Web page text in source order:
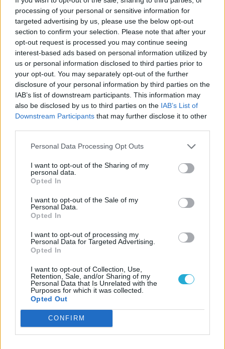
processing of your personal or sensitive information for
targeted advertising by us, please use the below opt-out
section to confirm your selection. Please note that after your
opt-out request is processed you may continue seeing
interest-based ads based on personal information utilized by
us or personal information disclosed to third parties prior to
your opt-out. You may separately opt-out of the further
disclosure of your personal information by third parties on the
IAB’s list of downstream participants. This information may
also be disclosed by us to third parties on the IAB’s List of
Downstream Participants that may further disclose it to other
Personal Data Processing Opt Outs
I want to opt-out of the Sharing of my
personal data.
Opted In
I want to opt-out of the Sale of my
Personal Data.
Opted In
I want to opt-out of processing my
Personal Data for Targeted Advertising.
Opted In
I want to opt-out of Collection, Use,
Retention, Sale, and/or Sharing of my
Personal Data that Is Unrelated with the
Purposes for which it was collected.
Opted Out
CONFIRM
hogy nem csökken az ezek előállításához
szükséges idő. Néhány hét múlva tehát
ismét megnyomják a piros gombot a
PlayStation riválisánál, a kérdés már csak
az, hogy hány alkalmazottat tesznek
lapátra a nagy újraindítás közben.
Borítókép forrása: Xbox
Csapd be az AI-t! Állítsd be itt, hogy a PC
Guru tartalmairól véletlenül se maradj le
KAPCSOLÓDÓ HÍREK
Az Xbox fejlesztőstúdióit sem kímélte a
Microsoft brutális, 9000 fős leépítése
Annyira fontosak az Xbox-exkluzívok,
hogy PS5 Prón készült a Halo: Campaign
Evolved sztorielőzetese
Az áremelés ára: Milliók mondták le tavaly
az Xbox Game Passt